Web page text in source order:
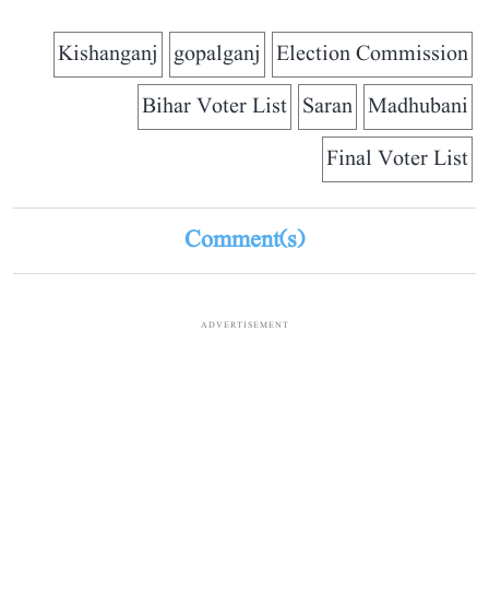
Election Commission
gopalganj
Kishanganj
Madhubani
Saran
Bihar Voter List
Final Voter List
Comment(s)
ADVERTISEMENT